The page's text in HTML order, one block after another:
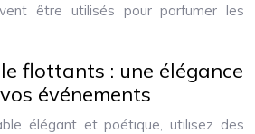
être utilisés pour parfumer les
flottants : une élégance
événements
élégant et poétique, utilisez des